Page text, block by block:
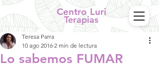
Centro Luri
Terapias
Lo sabemos FUMAR
Teresa Parra
10 ago 2016 2 min de lectura